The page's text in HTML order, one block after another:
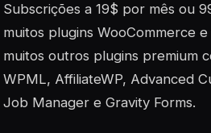
Subscrições a 19$ por mês ou
muitos plugins WooCommerce
muitos outros plugins premium
WPML, AffiliateWP, Advanced
Job Manager e Gravity Forms.